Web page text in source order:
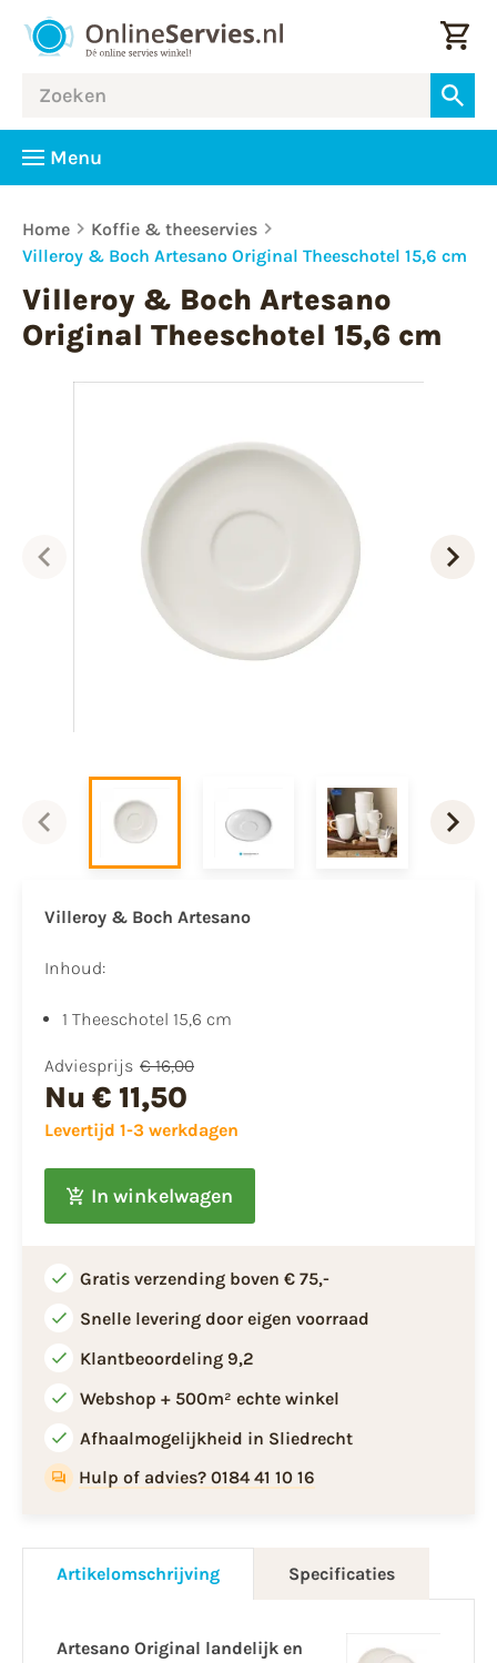
Menu
Home
Koffie & theeservies
Villeroy & Boch Artesano Original Theeschotel 15,6 cm
Villeroy & Boch Artesano
Original Theeschotel 15,6 cm
Villeroy & Boch Artesano
Inhoud:
1 Theeschotel 15,6 cm
Adviesprijs € 16,00
Nu € 11,50
Levertijd 1-3 werkdagen
In winkelwagen
Gratis verzending boven € 75,-
Snelle levering door eigen voorraad
Klantbeoordeling 9,2
Webshop + 500m² echte winkel
Afhaalmogelijkheid in Sliedrecht
Hulp of advies? 0184 41 10 16
Artikelomschrijving Specificaties
Artesano Original landelijk en